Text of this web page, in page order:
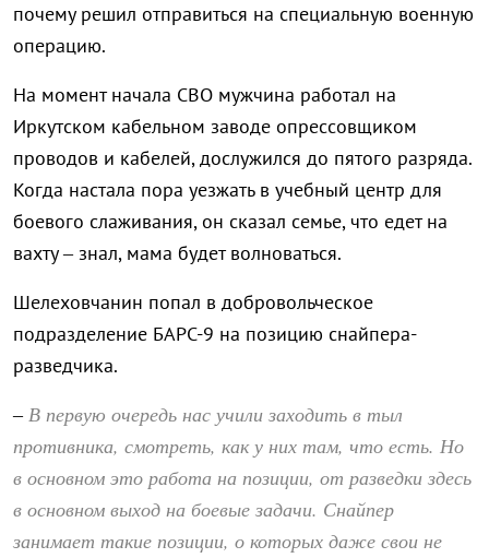
почему решил отправиться на специальную военную
операцию.
На момент начала СВО мужчина работал на
Иркутском кабельном заводе опрессовщиком
проводов и кабелей, дослужился до пятого разряда.
Когда настала пора уезжать в учебный центр для
боевого слаживания, он сказал семье, что едет на
вахту – знал, мама будет волноваться.
Шелеховчанин попал в добровольческое
подразделение БАРС-9 на позицию снайпера-
разведчика.
–В первую очередь нас учили заходить в тыл
противника, смотреть, как у них там, что есть. Но
в основном это работа на позиции, от разведки здесь
в основном выход на боевые задачи. Снайпер
занимает такие позиции, о которых даже свои не